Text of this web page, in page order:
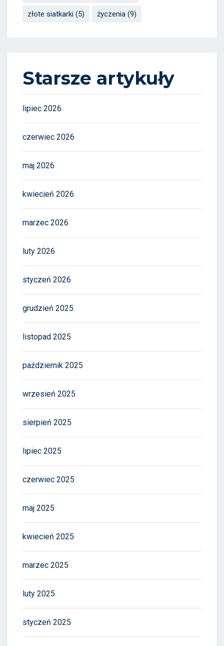
złote siatkarki (5) życzenia (9)
Starsze artykuły
lipiec 2026
czerwiec 2026
maj 2026
kwiecień 2026
marzec 2026
luty 2026
styczeń 2026
grudzień 2025
listopad 2025
październik 2025
wrzesień 2025
sierpień 2025
lipiec 2025
czerwiec 2025
maj 2025
kwiecień 2025
marzec 2025
luty 2025
styczeń 2025